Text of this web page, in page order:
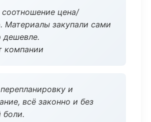
цена/
Материалы закупали сами
компании
и
всё законно и без
боли.